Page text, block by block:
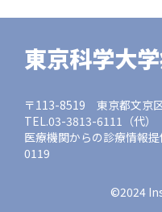
東京科学大
〒113-8519 東京都文京
TEL.03-3813-6111（代）
医療機関からの診療情報
0119
©2024